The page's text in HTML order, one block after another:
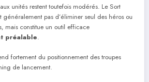
unités restent toutefois modérés. Le Sort
généralement pas d’éliminer seul des héros ou
mais constitue un outil efficace
préalable.
fortement du positionnement des troupes
de lancement.